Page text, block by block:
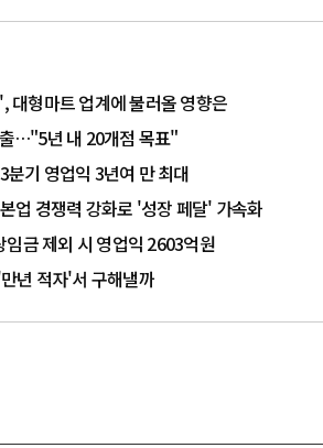
대형마트 업계에 불러올 영향은
…"5년 내 20개점 목표"
기 영업익 3년여 만 최대
업 경쟁력 강화로 '성장 페달' 가속화
금 제외 시 영업익 2603억원
년 적자'서 구해낼까